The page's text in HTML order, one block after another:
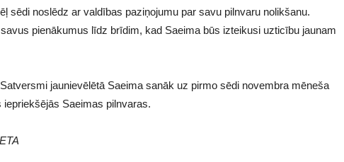
sēdi noslēdz ar valdības paziņojumu par savu pilnvaru nolikšanu.
pienākumus līdz brīdim, kad Saeima būs izteikusi uzticību jaunam
jaunievēlētā Saeima sanāk uz pirmo sēdi novembra mēneša
Saeimas pilnvaras.